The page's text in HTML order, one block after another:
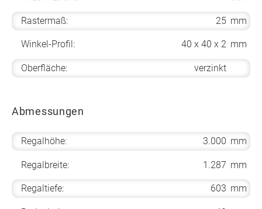
Rastermaß: 25 mm
Winkel-Profil: 40 x 40 x 2 mm
Oberfläche: verzinkt
Abmessungen
Regalhöhe: 3.000 mm
Regalbreite: 1.287 mm
Regaltiefe: 603 mm